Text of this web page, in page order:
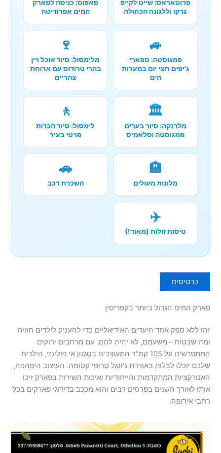
פרוטאראס: שייט לקייפ
גרקו וללגונה הכחולה
פאפוס: כניסה לפארק
המים אפרודיטה
🚙
פמגוסטה: ספארי
ג'יפים חצי יום במערות
הים
🍷
מלימסול: סיור אוכל ויין
בהרי טרודוס עם ארוחת
צהריים
🏛️
מלרנקה: סיור בערים
פמגוסטה וסלאמיס
🚶
לימסול: סיור הכרות
פרטי בעיר
🏨
מלונות מעולים
🚗
השכרת רכב
✈️
טיסות זולות (מאוד!)
כרטיסים
פארק המים הגדול ביותר בקפריסין
זהו ללא ספק אחד היעדים האידיאליים כדי להעניק לילדים חוויה
ומה שבטוח – משעמם, לא יהיה להם. עם מרחבים ירוקים
המתפרשים על 105 קמ"ר המעוצבים בסגנון אי פולינזי, הילדים
שלכם יוכלו לבלות באווירת ג'ונגל טרופי קסומה. העיצוב היפהפה,
האטרקציות המתקדמות והייחודיות ואיכות השירות בפארק זיכו
אותו לאורך השנים בפרסים רבים והוא מככב בדירוגי פארקים בכל
רחבי אירופה.